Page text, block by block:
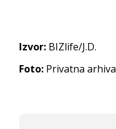
Izvor: BIZlife/J.D.
Foto: Privatna arhiva